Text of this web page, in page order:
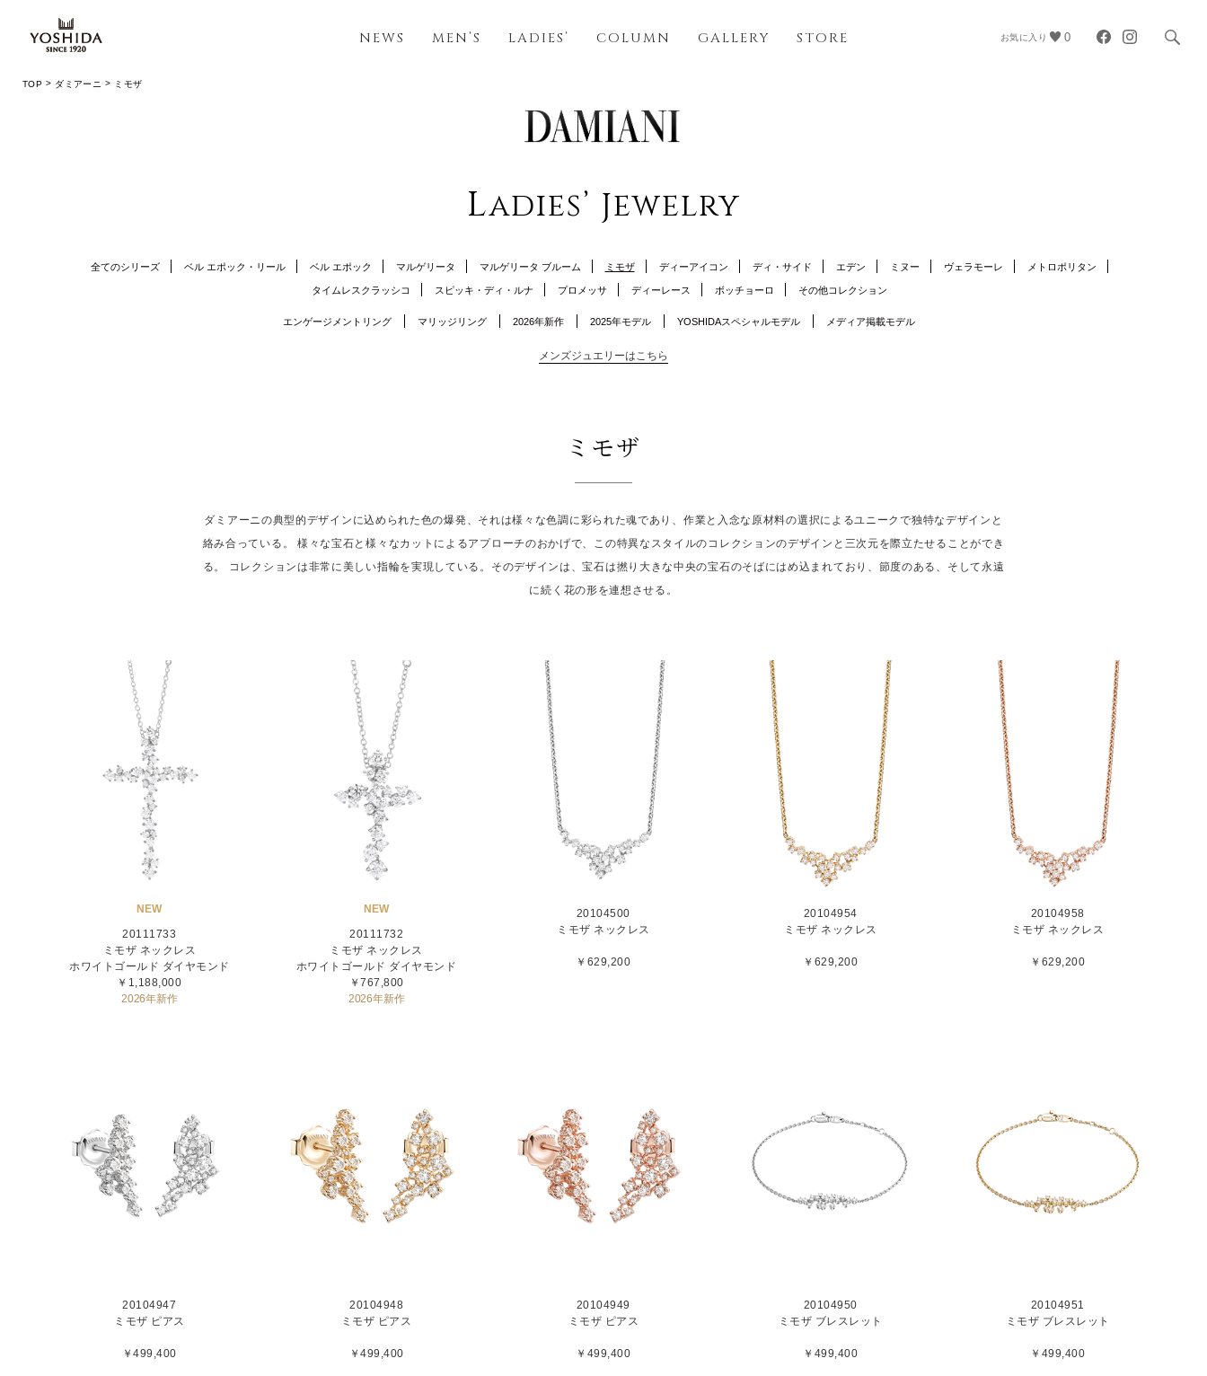
NEWS MEN’S LADIES’ COLUMN GALLERY STORE お気に入り 0
TOP ダミアーニ ミモザ
Ladies’ Jewelry
全てのシリーズ ベル エポック・リール ベル エポック マルゲリータ マルゲリータ ブルーム ミモザ ディーアイコン ディ・サイド エデン ミヌー ヴェラモーレ メトロポリタン
タイムレスクラッシコ スピッキ・ディ・ルナ プロメッサ ディーレース ボッチョーロ その他コレクション
エンゲージメントリング マリッジリング 2026年新作 2025年モデル YOSHIDAスペシャルモデル メディア掲載モデル
メンズジュエリーはこちら
ミモザ
ダミアーニの典型的デザインに込められた色の爆発、それは様々な色調に彩られた魂であり、作業と入念な原材料の選択によるユニークで独特なデザインと
絡み合っている。 様々な宝石と様々なカットによるアプローチのおかげで、この特異なスタイルのコレクションのデザインと三次元を際立たせることができ
る。 コレクションは非常に美しい指輪を実現している。そのデザインは、宝石は撚り大きな中央の宝石のそばにはめ込まれており、節度のある、そして永遠
に続く花の形を連想させる。
NEW
20111733
ミモザ ネックレス
ホワイトゴールド ダイヤモンド
￥1,188,000
2026年新作
NEW
20111732
ミモザ ネックレス
ホワイトゴールド ダイヤモンド
￥767,800
2026年新作
20104500
ミモザ ネックレス
￥629,200
20104954
ミモザ ネックレス
￥629,200
20104958
ミモザ ネックレス
￥629,200
20104947
ミモザ ピアス
￥499,400
20104948
ミモザ ピアス
￥499,400
20104949
ミモザ ピアス
￥499,400
20104950
ミモザ ブレスレット
￥499,400
20104951
ミモザ ブレスレット
￥499,400